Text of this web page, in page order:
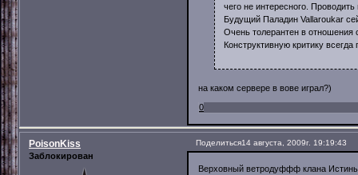
чего не интересного.
Будущий Паладин Vallaroukar
Очень толерантен в
Конструктивную критику
на каком сервере в вове играл?)
0
Поделиться14 августа, 2009г. 19:19:43
PoisonKiss
Заблокирован
Верховный ветродуффф клана